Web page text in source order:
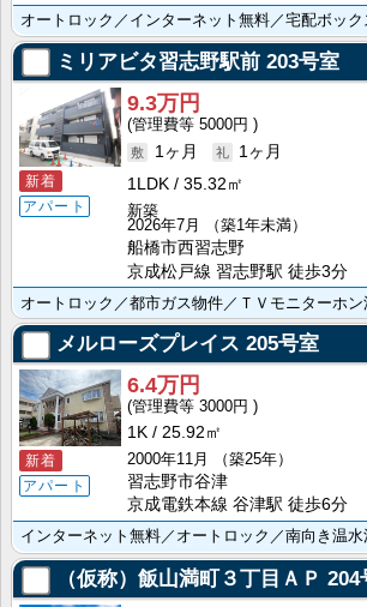
ミリアビタ習志野駅前 203号室
新着
アパート
9.3万円
5000円
1ヶ月
1ヶ月
1LDK
35.32㎡
新築
2026年7月
（築1年未満）
船橋市西習志野
京成松戸線 習志野駅 徒歩3分
メルローズプレイス 205号室
新着
アパート
6.4万円
3000円
1K
25.92㎡
2000年11月
（築25年）
習志野市谷津
京成電鉄本線 谷津駅 徒歩6分
（仮称）飯山満町３丁目ＡＰ 204